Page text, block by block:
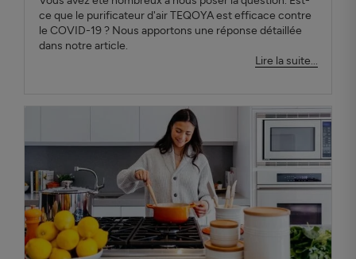
ce que le purificateur d'air TEQOYA est efficace contre
le COVID-19 ? Nous apportons une réponse détaillée
dans notre article.
Lire la suite...